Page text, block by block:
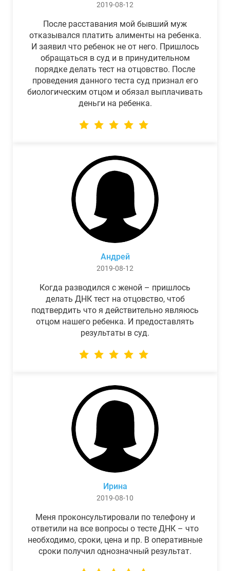
2019-08-12
После расставания мой бывший муж
отказывался платить алименты на ребенка.
И заявил что ребенок не от него. Пришлось
обращаться в суд и в принудительном
порядке делать тест на отцовство. После
проведения данного теста суд признал его
биологическим отцом и обязал выплачивать
деньги на ребенка.
Андрей
2019-08-12
Когда разводился с женой – пришлось
делать ДНК тест на отцовство, чтоб
подтвердить что я действительно являюсь
отцом нашего ребенка. И предоставлять
результаты в суд.
Ирина
2019-08-10
Меня проконсультировали по телефону и
ответили на все вопросы о тесте ДНК – что
необходимо, сроки, цена и пр. В оперативные
сроки получил однозначный результат.